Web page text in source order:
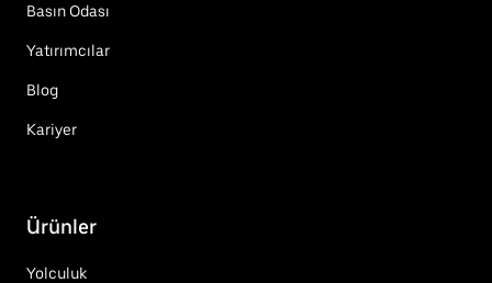
Basın Odası
Yatırımcılar
Blog
Kariyer
Ürünler
Yolculuk